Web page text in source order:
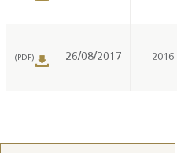
26/08/2017
(PDF)